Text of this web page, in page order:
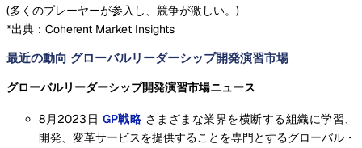
(多くのプレーヤーが参入し、競争が激しい。 )
*出典：Coherent Market Insights
最近の動向 グローバルリーダーシップ開発演習市場
グローバルリーダーシップ開発演習市場ニュース
8月2023日 GP戦略 さまざまな業界を横断する組織に学習、
開発、変革サービスを提供することを専門とするグローバル・